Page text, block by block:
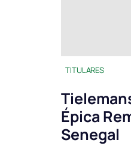
TITULARES
Épica
Senegal